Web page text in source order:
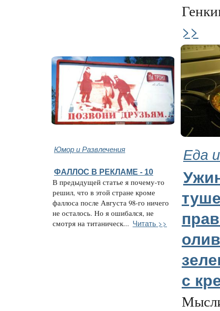
>>
Юмор и Развлечения Еда
ФАЛЛОС В РЕКЛАМЕ - 10
В предыдущей статье я почему-то
решил, что в этой стране кроме
фаллоса после Августа 98-го ничего
не осталось. Но я ошибался, не
смотря на титаническ... Читать >>
с